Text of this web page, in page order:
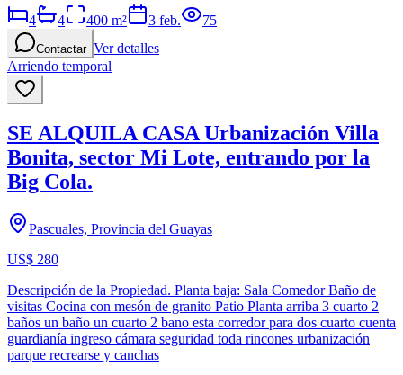
4 4 400 m² 3 feb. 75
Contactar Ver detalles
Arriendo temporal
SE ALQUILA CASA Urbanización Villa
Bonita, sector Mi Lote, entrando por la
Big Cola.
Pascuales, Provincia del Guayas
US$ 280
Descripción de la Propiedad. Planta baja: Sala Comedor Baño de
visitas Cocina con mesón de granito Patio Planta arriba 3 cuarto 2
baños un baño un cuarto 2 bano esta corredor para dos cuarto cuenta
guardianía ingreso cámara seguridad toda rincones urbanización
parque recrearse y canchas